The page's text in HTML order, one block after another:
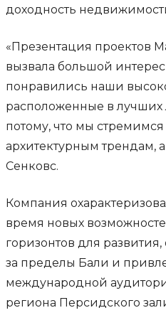
доходность
«Презентация проектов
вызвала большой
понравились наши
расположенные в лучших
потому, что мы стремимся
архитектурным трендам,
Сенковс.
Компания
время новых
горизонтов для
за пределы Бали и
международной
региона Персидского